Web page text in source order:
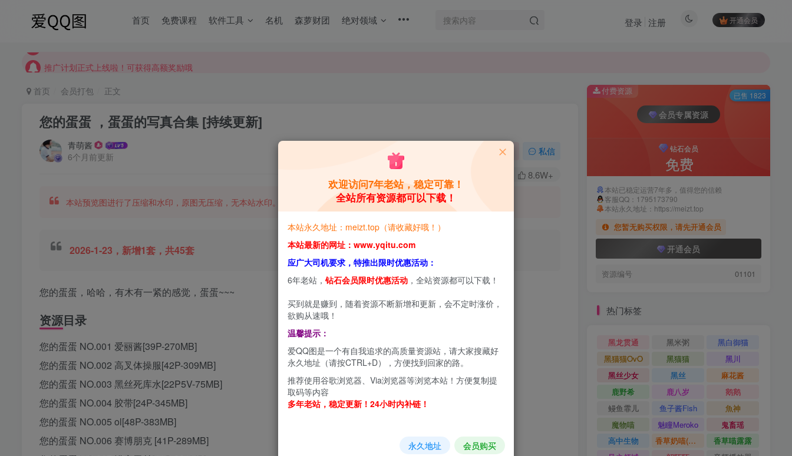
首页 免费课程 软件工具 名机 森萝财团 绝对领域 开通会员
登录 注册
推广计划正式上线啦！可获得高额奖励哦
推广计划正式上线啦！可获得高额奖励哦
首页 会员打包 正文
您的蛋蛋 ，蛋蛋的写真合集 [持续更新]
青萌酱
6个月前更新
关注 私信
8.6W+
本站预览图进行了压缩和水印，原图无压缩，无本站水印。
2026-1-23，新增1套，共45套
您的蛋蛋，哈哈，有木有一紧的感觉，蛋蛋~~~
资源目录
您的蛋蛋 NO.001 爱丽酱[39P-270MB]
您的蛋蛋 NO.002 高叉体操服[42P-309MB]
您的蛋蛋 NO.003 黑丝死库水[22P5V-75MB]
您的蛋蛋 NO.004 胶带[24P-345MB]
您的蛋蛋 NO.005 ol[48P-383MB]
您的蛋蛋 NO.006 赛博朋克 [41P-289MB]
付费资源
会员专属资源
钻石会员
免费
本站已稳定运营7年多，值得您的信赖
客服QQ：1795173790
本站永久地址：https://meizt.top
您暂无购买权限，请先开通会员
开通会员
资源编号 01101
已售 1823
热门标签
黑龙贯通 黑米粥
黑白御猫
黑猫猫OvO
黑猫猫
黑川
黑丝少女
黑丝
麻花酱
鹿野希
鹿八岁
鹅鹅
鳗鱼霏儿
鱼子酱Fish
魚神
魔物喵
魅瞳Meroko
鬼畜瑶
高中生物
香草奶喵(筱田甜)
香草喵露露
欢迎访问7年老站，稳定可靠！
全站所有资源都可以下载！
本站永久地址：meizt.top（请收藏好哦！）
本站最新的网址：www.yqitu.com
应广大司机要求，特推出限时优惠活动：
6年老站， 钻石会员限时优惠活动 ，全站资源都可以下载！
买到就是赚到，随着资源不断新增和更新，会不定时涨价，
欲购从速哦！
温馨提示：
爱QQ图是一个有自我追求的高质量资源站，请大家搜藏好
永久地址（请按CTRL+D），方便找到回家的路。
推荐使用谷歌浏览器、Via浏览器等浏览本站！方便复制提
取码等内容
多年老站，稳定更新！24小时内补链！
永久地址 会员购买